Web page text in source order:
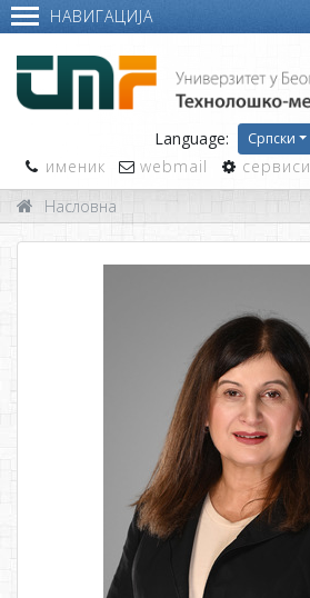
НАВИГАЦИЈА
Language: Српски
именик webmail
сервиси
Насловна